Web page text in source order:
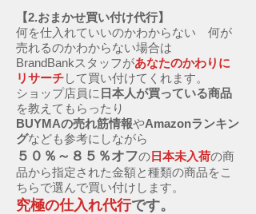
【2.おまかせ買い付け代行】
何を仕入れていいのかわからない 何が
売れるのかわからない場合は
BrandBankスタッフがあなたのかわりに
リサーチして買い付けてくれます。
ショップ店員に 日本人が買っている商品
を教えてもらったり
BUYMAの売れ筋情報やAmazonランキン
グなども参考にしながら
５０％～８５％オフの 日本未入荷の商
品から指定された金額と種類の商品をこ
ちらで選んで買い付けします。
究極の仕入れ代行です。